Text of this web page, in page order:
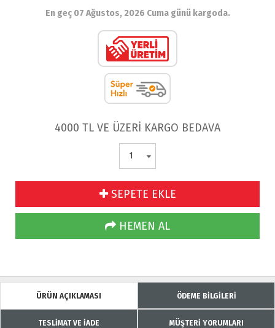
En geç 07 Ağustos, 2026 Cuma günü kargoda.
4000 TL VE ÜZERİ KARGO BEDAVA
SEPETE EKLE
HEMEN AL
ÜRÜN AÇIKLAMASI ÖDEME BİLGİLERİ
TESLİMAT VE İADE MÜŞTERİ YORUMLARI